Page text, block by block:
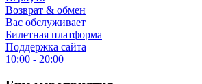
Возврат & обмен
Вас обслуживает
Билетная платформа
Поддержка сайта
10:00 - 20:00